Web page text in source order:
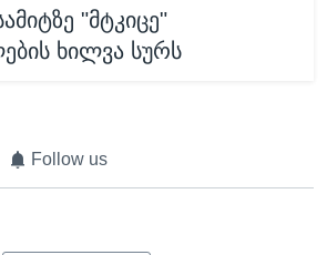
"მტკიცე"
ხილვა სურს
Follow us